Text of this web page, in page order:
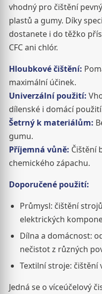
vhodný pro čištění
plastů a gumy. Díky
dostanete i do těžko
CFC ani chlór.
Hloubkové čištění:
maximální účinek.
Univerzální použití:
dílenské i domácí
Šetrný k materiálům:
gumu.
Příjemná vůně: Čištění
chemického zápachu.
Doporučené použití:
Průmysl: čištění
elektrických
Dílna a domácnost:
nečistot z různých
Textilní stroje: čištění
Jedná se o víceúčelový